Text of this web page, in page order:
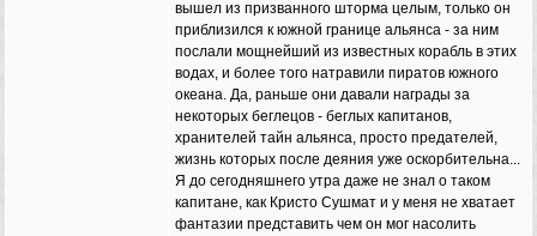
вышел из призванного шторма целым, только он
приблизился к южной границе альянса - за ним
послали мощнейший из известных корабль в этих
водах, и более того натравили пиратов южного
океана. Да, раньше они давали награды за
некоторых беглецов - беглых капитанов,
хранителей тайн альянса, просто предателей,
жизнь которых после деяния уже оскорбительна...
Я до сегодняшнего утра даже не знал о таком
капитане, как Кристо Сушмат и у меня не хватает
фантазии представить чем он мог насолить